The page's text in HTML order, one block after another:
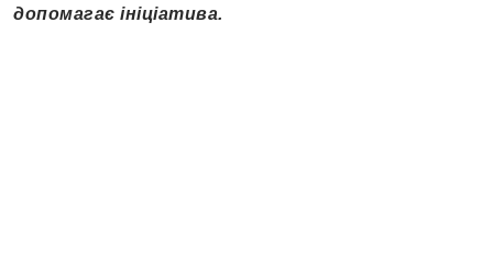
допомагає ініціатива.